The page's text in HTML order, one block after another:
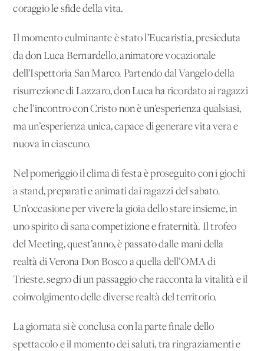
coraggio le sfide della vita.
Il momento culminante è stato l’Eucaristia, presieduta
da don Luca Bernardello, animatore vocazionale
dell’Ispettoria San Marco. Partendo dal Vangelo della
risurrezione di Lazzaro, don Luca ha ricordato ai ragazzi
che l’incontro con Cristo non è un’esperienza qualsiasi,
ma un’esperienza unica, capace di generare vita vera e
nuova in ciascuno.
Nel pomeriggio il clima di festa è proseguito con i giochi
a stand, preparati e animati dai ragazzi del sabato.
Un’occasione per vivere la gioia dello stare insieme, in
uno spirito di sana competizione e fraternità. Il trofeo
del Meeting, quest’anno, è passato dalle mani della
realtà di Verona Don Bosco a quella dell’OMA di
Trieste, segno di un passaggio che racconta la vitalità e il
coinvolgimento delle diverse realtà del territorio.
La giornata si è conclusa con la parte finale dello
spettacolo e il momento dei saluti, tra ringraziamenti e